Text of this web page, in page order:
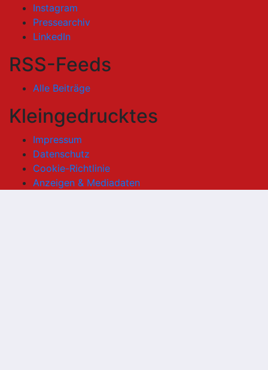
Instagram
Pressearchiv
LinkedIn
RSS-Feeds
Alle Beiträge
Kleingedrucktes
Impressum
Datenschutz
Cookie-Richtlinie
Anzeigen & Mediadaten